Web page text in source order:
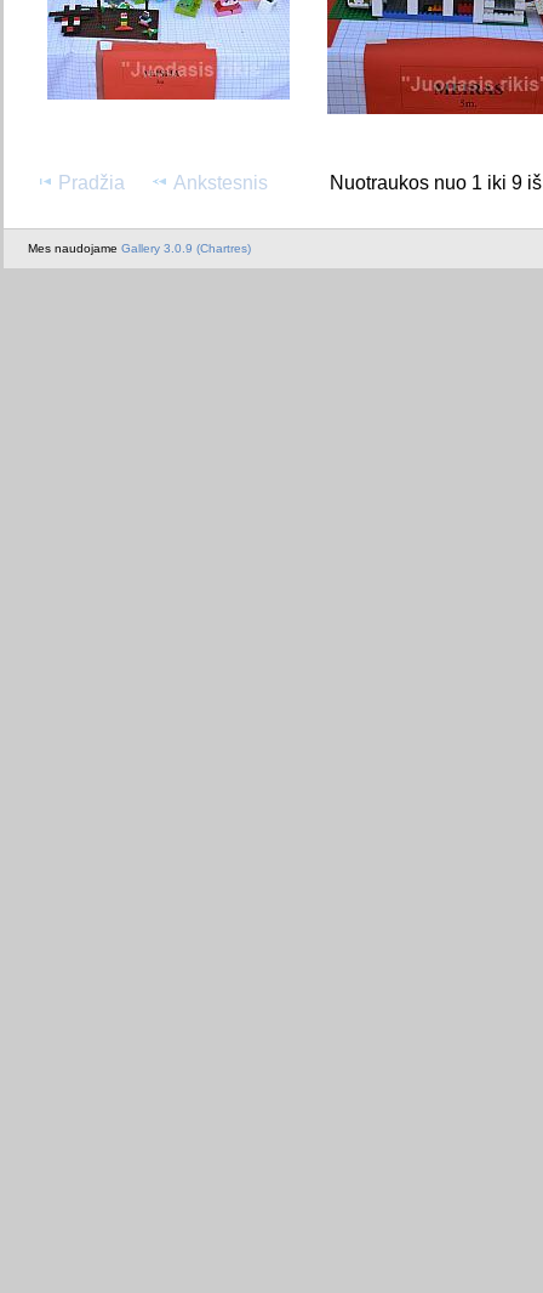
Pradžia Ankstesnis Nuotraukos nuo 1 iki 9
Mes naudojame Gallery 3.0.9 (Chartres)